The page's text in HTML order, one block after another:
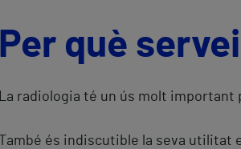
Per què
La radiologia té un ús molt
També és indiscutible la seva